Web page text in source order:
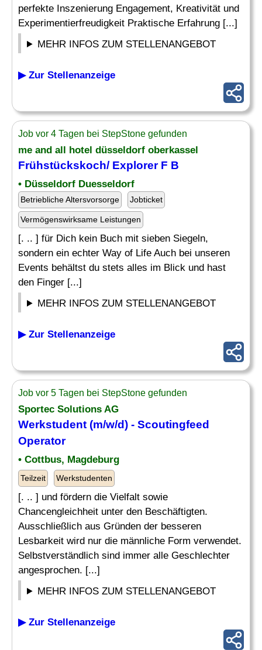
perfekte Inszenierung Engagement, Kreativität und
Experimentierfreudigkeit Praktische Erfahrung [...]
MEHR INFOS ZUM STELLENANGEBOT
▶ Zur Stellenanzeige
Job vor 4 Tagen bei StepStone gefunden
me and all hotel düsseldorf oberkassel
Frühstückskoch/ Explorer F B
• Düsseldorf Duesseldorf
Betriebliche Altersvorsorge Jobticket
Vermögenswirksame Leistungen
[. .. ] für Dich kein Buch mit sieben Siegeln,
sondern ein echter Way of Life Auch bei unseren
Events behältst du stets alles im Blick und hast
den Finger [...]
MEHR INFOS ZUM STELLENANGEBOT
▶ Zur Stellenanzeige
Job vor 5 Tagen bei StepStone gefunden
Sportec Solutions AG
Werkstudent (m/w/d) - Scoutingfeed
Operator
• Cottbus, Magdeburg
Teilzeit Werkstudenten
[. .. ] und fördern die Vielfalt sowie
Chancengleichheit unter den Beschäftigten.
Ausschließlich aus Gründen der besseren
Lesbarkeit wird nur die männliche Form verwendet.
Selbstverständlich sind immer alle Geschlechter
angesprochen. [...]
MEHR INFOS ZUM STELLENANGEBOT
▶ Zur Stellenanzeige